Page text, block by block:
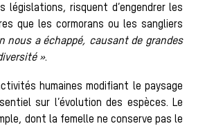
de la
à
législations, risquent d’engendrer les
que les cormorans ou les sangliers
nous a échappé, causant de grandes
».
humaines modifiant le paysage
sur l’évolution des espèces. Le
dont la femelle ne conserve pas le